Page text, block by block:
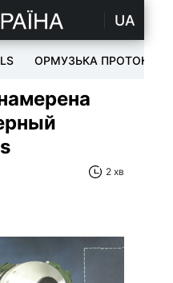
UA
ОРМУЗЬКА ПРОТОКА
2 хв